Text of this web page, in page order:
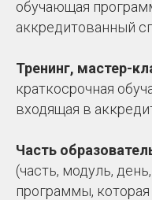
обучающая
аккредитованный
Тренинг, мастер-
краткосрочная
входящая в
Часть
(часть, модуль,
программы,